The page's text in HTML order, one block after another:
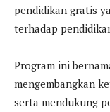
pendidikan gratis
terhadap
Program ini
mengembangkan
serta mendukung